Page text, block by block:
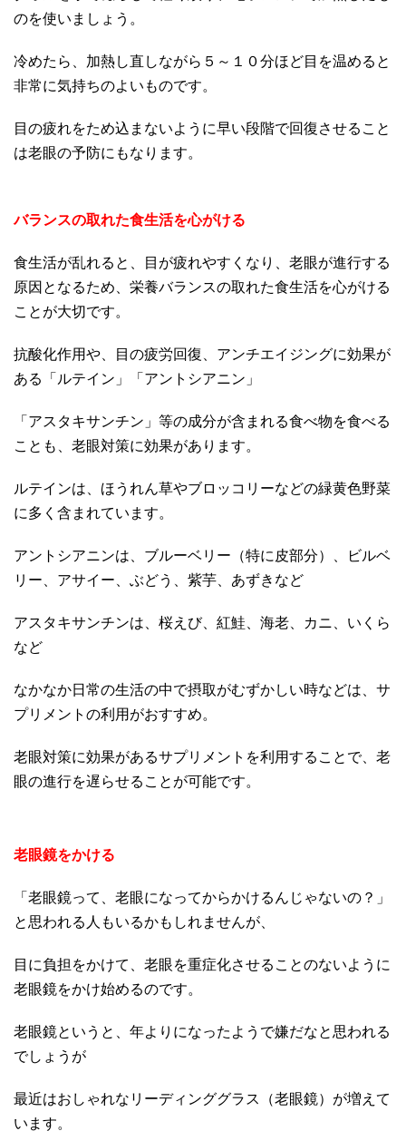
のを使いましょう。
冷めたら、加熱し直しながら５～１０分ほど目を温めると
非常に気持ちのよいものです。
目の疲れをため込まないように早い段階で回復させること
は老眼の予防にもなります。
バランスの取れた食生活を心がける
食生活が乱れると、目が疲れやすくなり、老眼が進行する
原因となるため、栄養バランスの取れた食生活を心がける
ことが大切です。
抗酸化作用や、目の疲労回復、アンチエイジングに効果が
ある「ルテイン」「アントシアニン」
「アスタキサンチン」等の成分が含まれる食べ物を食べる
ことも、老眼対策に効果があります。
ルテインは、ほうれん草やブロッコリーなどの緑黄色野菜
に多く含まれています。
アントシアニンは、ブルーベリー（特に皮部分）、ビルベ
リー、アサイー、ぶどう、紫芋、あずきなど
アスタキサンチンは、桜えび、紅鮭、海老、カニ、いくら
など
なかなか日常の生活の中で摂取がむずかしい時などは、サ
プリメントの利用がおすすめ。
老眼対策に効果があるサプリメントを利用することで、老
眼の進行を遅らせることが可能です。
老眼鏡をかける
「老眼鏡って、老眼になってからかけるんじゃないの？」
と思われる人もいるかもしれませんが、
目に負担をかけて、老眼を重症化させることのないように
老眼鏡をかけ始めるのです。
老眼鏡というと、年よりになったようで嫌だなと思われる
でしょうが
最近はおしゃれなリーディンググラス（老眼鏡）が増えて
います。